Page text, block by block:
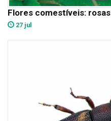
Flores comestíveis: rosas
27 jul